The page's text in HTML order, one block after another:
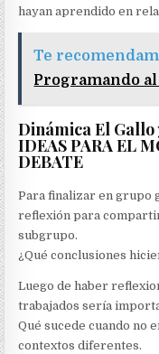
hayan aprendido en
Te
Programando
Dinámica El Gallo
IDEAS PARA EL
DEBATE
Para finalizar en grupo
reflexión para
subgrupo.
¿Qué conclusiones
Luego de haber
trabajados sería
Qué sucede cuando no
contextos diferentes.